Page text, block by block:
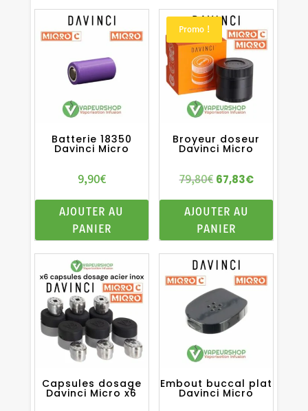
plusieurs
variations.
options
peuvent
produit
Batterie 18350
Davinci Micro
9,90€
AJOUTER AU
PANIER
Promo !
Broyeur doseur
Davinci Micro
79,80€ Le
initial
était :
67,83€Le
AJOUTER AU
PANIER
Capsules dosage
Davinci Micro x6
Embout buccal plat
Davinci Micro